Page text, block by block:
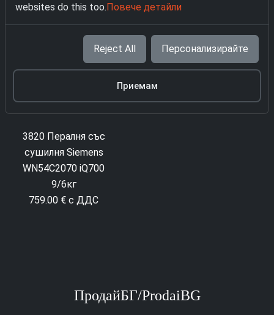
3820 Пералня със
сушилня Siemens
WN54C2070 iQ700
9/6кг
759.00 € с ДДС
ПродайБГ/ProdaiBG
websites do this too.Повече детайли
Reject All Персонализирайте
Приемам